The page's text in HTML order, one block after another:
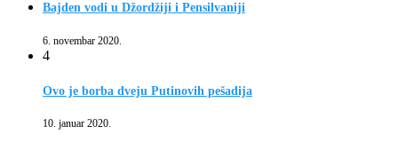
Bajden vodi u Džordžiji i Pensilvaniji
6. novembar 2020.
4
Ovo je borba dveju Putinovih pešadija
10. januar 2020.